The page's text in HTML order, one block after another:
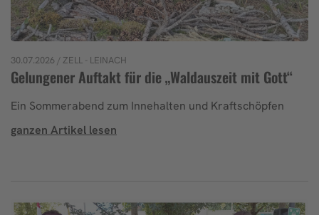
30.07.2026 / ZELL - LEINACH
Gelungener Auftakt für die „Waldauszeit mit Gott“
Ein Sommerabend zum Innehalten und Kraftschöpfen
ganzen Artikel lesen